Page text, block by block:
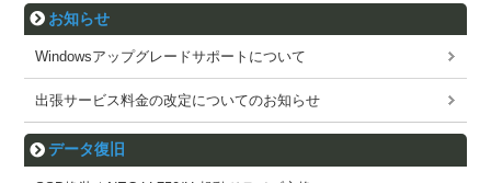
お知らせ
Windowsアップグレードサポートについて
出張サービス料金の改定についてのお知らせ
データ復旧